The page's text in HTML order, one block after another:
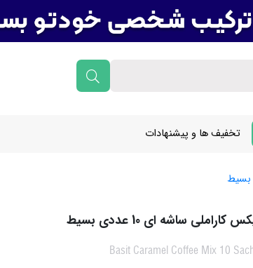
تخفیف ها و پیشنهادات
ساشه ای 10 عددی بسیط
Basit Caramel Coffee Mix 10